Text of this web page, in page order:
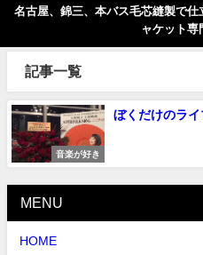
名古屋、錦三、本バス毛芯縫製で
ャケット専
記事一覧
音楽が好き
ぼくだけのライ
MENU
HOME